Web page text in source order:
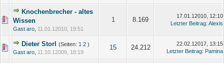
Knochenbrecher - altes
Wissen
Gast aro 11.01.12010, 19:51
1 8.169
17.01.12010, 12:10
Letzter Beitrag: Alexis
Dieter Storl (Seiten: 1 2 )
Gast aro 11.10.12009, 18:19
15 24.212
22.02.12017, 13:15
Letzter Beitrag: Pamina